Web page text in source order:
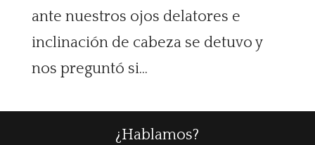
ante nuestros ojos delatores e
inclinación de cabeza se detuvo y
nos preguntó si...
¿Hablamos?